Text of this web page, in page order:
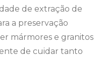
de extração de
a preservação
mármores e granitos
de cuidar tanto